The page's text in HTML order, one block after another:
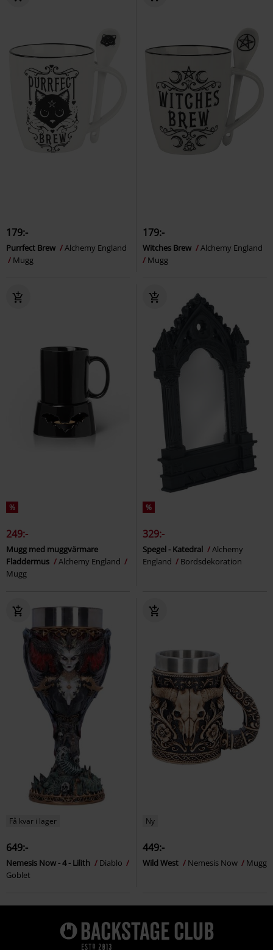
179:-
Purrfect Brew
Alchemy England
Mugg
179:-
Witches Brew
Alchemy England
Mugg
%
249:-
Mugg med muggvärmare
Fladdermus
Alchemy England
Mugg
%
329:-
Spegel - Katedral
Alchemy
England
Bordsdekoration
Få kvar i lager
649:-
Nemesis Now - 4 - Lilith
Diablo
Goblet
Ny
449:-
Wild West Nemesis Now Mugg